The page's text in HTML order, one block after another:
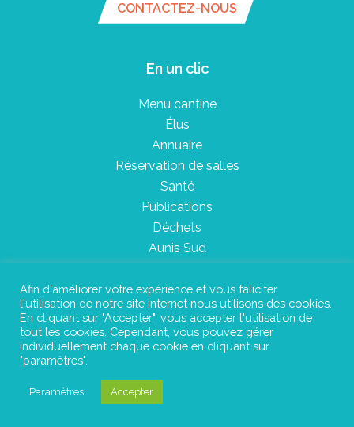
CONTACTEZ-NOUS
En un clic
Menu cantine
Élus
Annuaire
Réservation de salles
Santé
Publications
Déchets
Aunis Sud
Plan du site
Mentions légales
©Instant Urbain
Afin d'améliorer votre expérience et vous faliciter
l'utilisation de notre site internet nous utilisons des cookies.
En cliquant sur "Accepter", vous accepter l'utilisation de
tout les cookies. Cependant, vous pouvez gérer
individuellement chaque cookie en cliquant sur
"paramètres".
Paramètres Accepter